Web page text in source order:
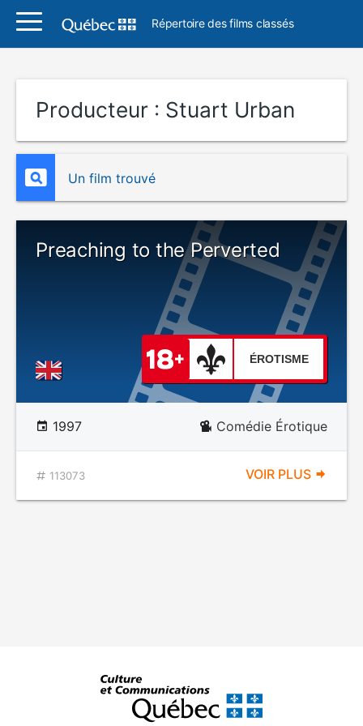
Répertoire des films classés
Producteur : Stuart Urban
Un film trouvé
Preaching to the Perverted
ÉROTISME
1997 Comédie Érotique
113073 VOIR PLUS